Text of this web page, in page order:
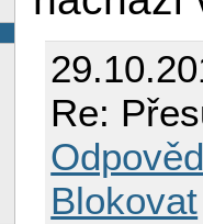
Re:
Blokovat